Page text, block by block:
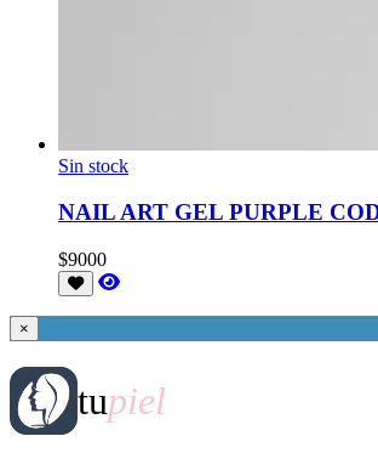
Sin stock
NAIL ART GEL PURPLE
$9000
×
tupiel